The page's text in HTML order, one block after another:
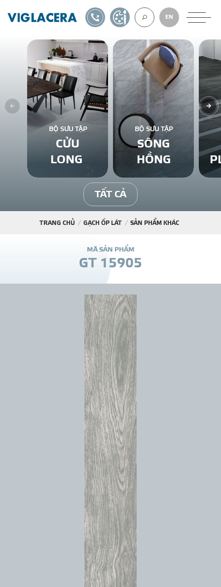
VỀ CHÚNG
GẠCH ỐP LÁT
BÊ TÔNG KHÍ
NGÓI LỢP
EN
1900561582TỰ THIẾT KẾ
BỘ SƯU TẬP
CỬU
LONG
BỘ SƯU TẬP
SÔNG
HỒNG
TẤT CẢ
TRANG CHỦ GẠCH ỐP LÁT SẢN PHẨM KHÁC
MÃ SẢN PHẨM
GT 15905